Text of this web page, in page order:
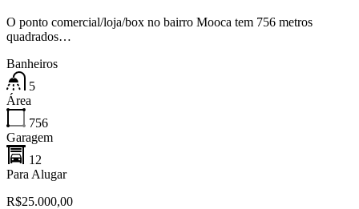
O ponto comercial/loja/box no bairro Mooca tem 756 metros
quadrados…
Banheiros
5
Área
756
Garagem
12
Para Alugar
R$25.000,00